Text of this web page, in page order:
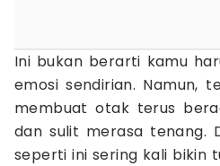
Ini bukan berarti kamu
emosi sendirian. Namun,
membuat otak terus
dan sulit merasa tenang.
seperti ini sering kali bikin